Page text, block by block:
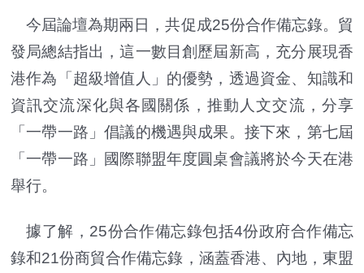
今屆論壇為期兩日，共促成25份合作備忘錄。貿
發局總結指出，這一數目創歷屆新高，充分展現香
港作為「超級增值人」的優勢，透過資金、知識和
資訊交流深化與各國關係，推動人文交流，分享
「一帶一路」倡議的機遇與成果。接下來，第七屆
「一帶一路」國際聯盟年度圓桌會議將於今天在港
舉行。
據了解，25份合作備忘錄包括4份政府合作備忘
錄和21份商貿合作備忘錄，涵蓋香港、內地，東盟